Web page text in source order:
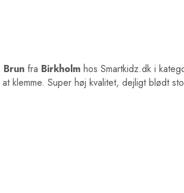
Brun fra Birkholm hos Smartkidz.dk i
klemme. Super høj kvalitet, dejligt blødt